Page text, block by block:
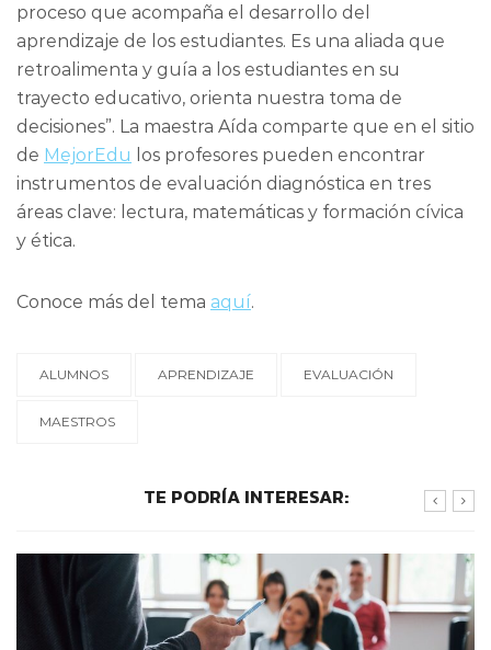
proceso que acompaña el desarrollo del
aprendizaje de los estudiantes. Es una aliada que
retroalimenta y guía a los estudiantes en su
trayecto educativo, orienta nuestra toma de
decisiones”. La maestra Aída comparte que en el sitio
de MejorEdu los profesores pueden encontrar
instrumentos de evaluación diagnóstica en tres
áreas clave: lectura, matemáticas y formación cívica
y ética.
Conoce más del tema aquí.
ALUMNOS APRENDIZAJE EVALUACIÓN
MAESTROS
TE PODRÍA INTERESAR: